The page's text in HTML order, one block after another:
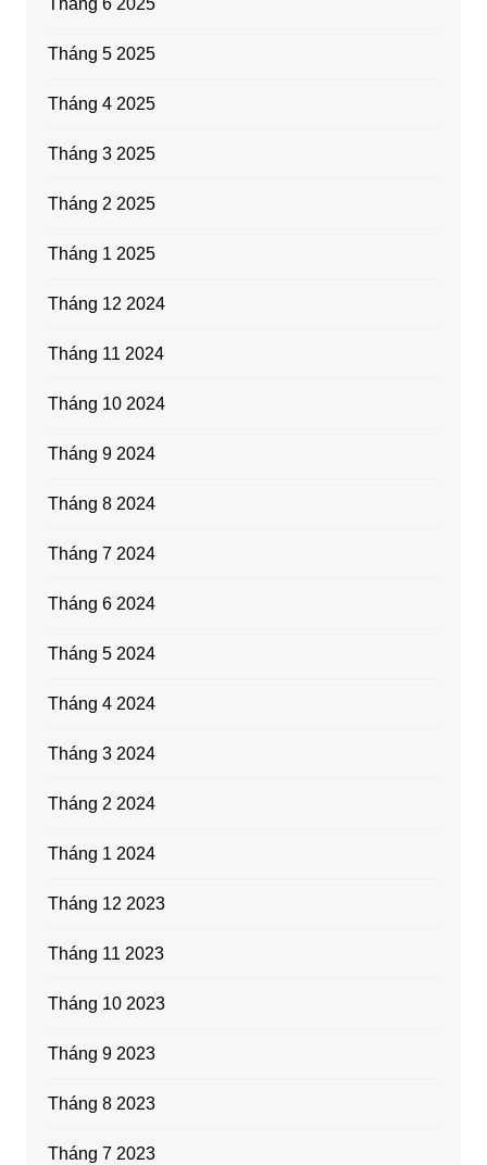
Tháng 6 2025
Tháng 5 2025
Tháng 4 2025
Tháng 3 2025
Tháng 2 2025
Tháng 1 2025
Tháng 12 2024
Tháng 11 2024
Tháng 10 2024
Tháng 9 2024
Tháng 8 2024
Tháng 7 2024
Tháng 6 2024
Tháng 5 2024
Tháng 4 2024
Tháng 3 2024
Tháng 2 2024
Tháng 1 2024
Tháng 12 2023
Tháng 11 2023
Tháng 10 2023
Tháng 9 2023
Tháng 8 2023
Tháng 7 2023